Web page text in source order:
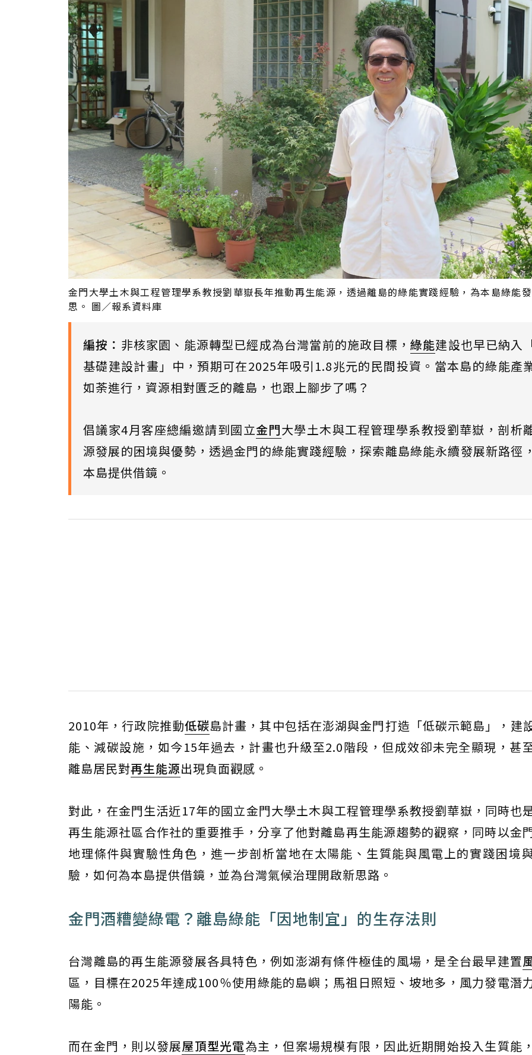
金門大學土木與工程管理學系教授劉華嶽長年推動再生能源，透過離島的綠能實踐經驗，為本島綠能
思。 圖／報系資料庫
編按： 非核家園、能源轉型已經成為台灣當前的施政目標， 綠能建設也早已納入
基礎建設計畫」中，預期可在2025年吸引1.8兆元的民間投資。當本島的綠能產
如荼進行，資源相對匱乏的離島，也跟上腳步了嗎？
倡議家4月客座總編邀請到國立金門大學土木與工程管理學系教授劉華嶽，剖析
源發展的困境與優勢，透過金門的綠能實踐經驗，探索離島綠能永續發展新路徑
本島提供借鏡。
2010年，行政院推動低碳島計畫，其中包括在澎湖與金門打造「低碳示範島」，建
能、減碳設施，如今15年過去，計畫也升級至2.0階段，但成效卻未完全顯現，甚
離島居民對再生能源出現負面觀感。
對此，在金門生活近17年的國立金門大學土木與工程管理學系教授劉華嶽，同時也
再生能源社區合作社的重要推手，分享了他對離島再生能源趨勢的觀察，同時以金
地理條件與實驗性角色，進一步剖析當地在太陽能、生質能與風電上的實踐困境
驗，如何為本島提供借鏡，並為台灣氣候治理開啟新思路。
金門酒糟變綠電？離島綠能「因地制宜」的生存法則
台灣離島的再生能源發展各具特色，例如澎湖有條件極佳的風場，是全台最早建置
區，目標在2025年達成100％使用綠能的島嶼；馬祖日照短、坡地多，風力發電潛
陽能。
而在金門，則以發展屋頂型光電為主，但案場規模有限，因此近期開始投入生質能